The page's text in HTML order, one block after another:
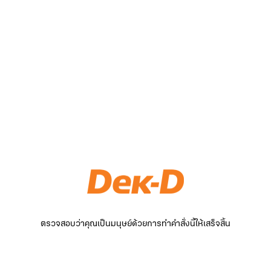
ตรวจสอบว่าคุณเป็นมนุษย์ด้วยการทำคำสั่งนี้ให้เสร็จสิ้น